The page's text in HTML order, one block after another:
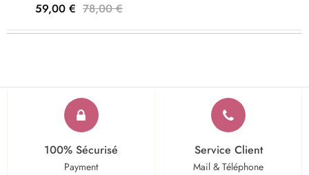
59,00 € 78,00 €
100% Sécurisé
Payment
Service Client
Mail & Téléphone